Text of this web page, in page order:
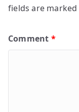
fields are marked
Comment *